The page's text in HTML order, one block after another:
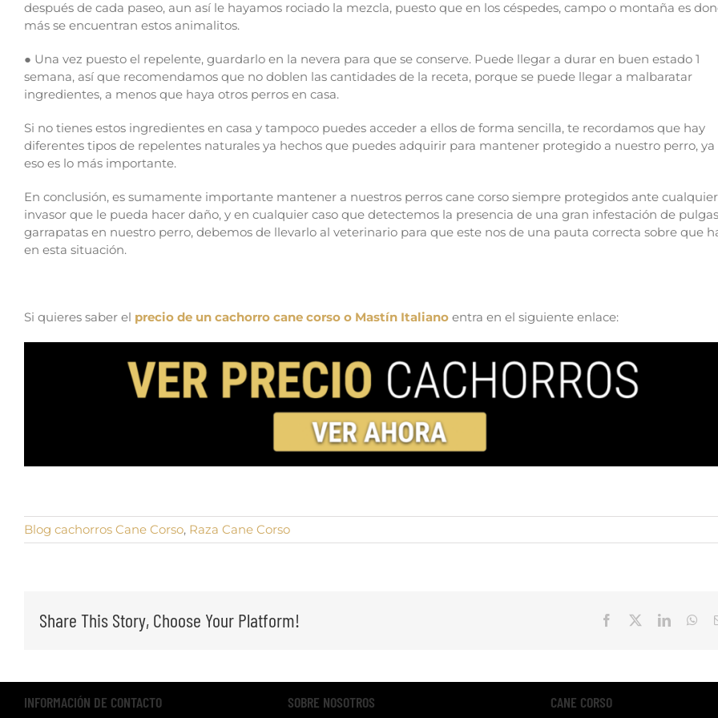
después de cada paseo, aun así le hayamos rociado la mezcla, puesto que en los céspedes, campo o montaña es
más se encuentran estos animalitos.
● Una vez puesto el repelente, guardarlo en la nevera para que se conserve. Puede llegar a durar en buen estado 1
semana, así que recomendamos que no doblen las cantidades de la receta, porque se puede llegar a malbaratar
ingredientes, a menos que haya otros perros en casa.
Si no tienes estos ingredientes en casa y tampoco puedes acceder a ellos de forma sencilla, te recordamos que hay
diferentes tipos de repelentes naturales ya hechos que puedes adquirir para mantener protegido a nuestro perro, ya
eso es lo más importante.
En conclusión, es sumamente importante mantener a nuestros perros cane corso siempre protegidos ante cualquier
invasor que le pueda hacer daño, y en cualquier caso que detectemos la presencia de una gran infestación de
garrapatas en nuestro perro, debemos de llevarlo al veterinario para que este nos de una pauta correcta sobre que
en esta situación.
Si quieres saber el precio de un cachorro cane corso o Mastín Italiano entra en el siguiente enlace:
Blog cachorros Cane Corso, Raza Cane Corso
Share This Story, Choose Your Platform! Facebook LinkedIn
INFORMACIÓN DE CONTACTO SOBRE NOSOTROS CANE CORSO